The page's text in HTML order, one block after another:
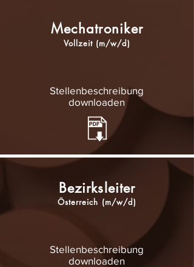
Mechatroniker
Vollzeit (m/w/d)
Stellenbeschreibung
downloaden
Bezirksleiter
Österreich (m/w/d)
Stellenbeschreibung
downloaden